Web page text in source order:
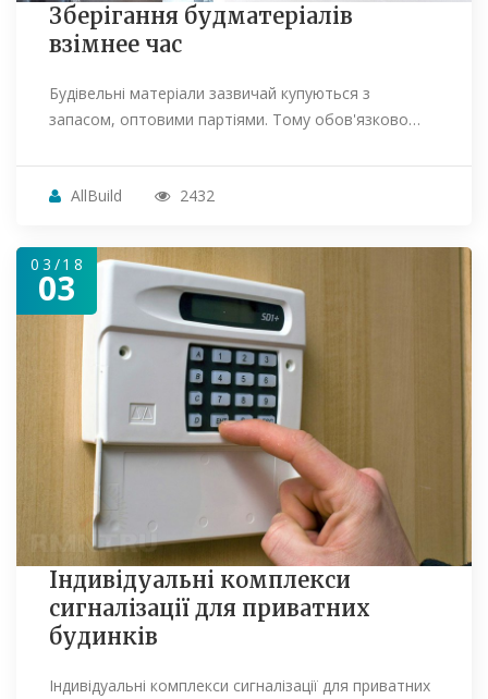
Зберігання будматеріалів
взімнее час
Будівельні матеріали зазвичай купуються з
запасом, оптовими партіями. Тому обов'язково…
AllBuild 2432
03/18
03
Індивідуальні комплекси
сигналізації для приватних
будинків
Індивідуальні комплекси сигналізації для приватних